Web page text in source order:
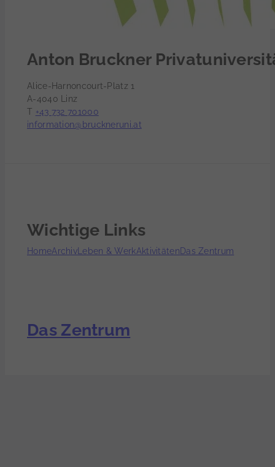
Anton Bruckner
Alice-Harnoncourt-Platz 1
A-4040 Linz
T +43 732 701000
information@bruckneruni.at
Wichtige Links
HomeArchivLeben & WerkAktivitätenDas Zentrum
Das Zentrum